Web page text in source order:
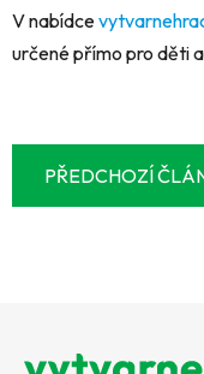
V nabídce
určené přímo pro děti
PŘEDCHOZÍ